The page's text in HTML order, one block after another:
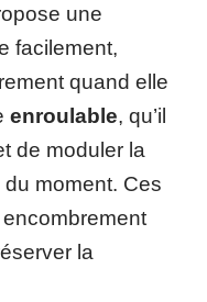
une
facilement,
quand elle
enroulable, qu’il
de moduler la
moment. Ces
la